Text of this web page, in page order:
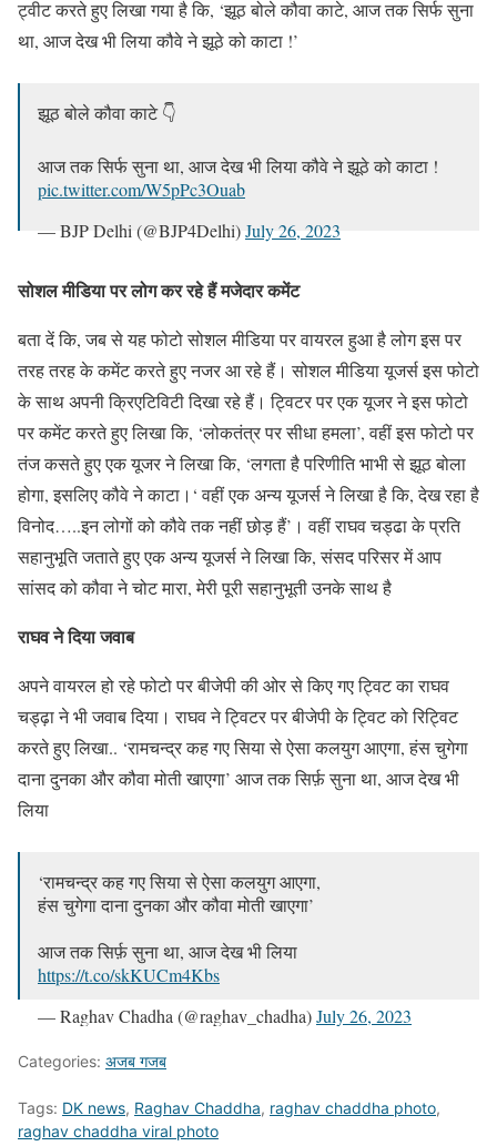
ट्वीट करते हुए लिखा गया है कि, ‘झूठ बोले कौवा काटे, आज तक सिर्फ सुना
था, आज देख भी लिया कौवे ने झूठे को काटा !’
झूठ बोले कौवा काटे 👇
आज तक सिर्फ सुना था, आज देख भी लिया कौवे ने झूठे को काटा !
pic.twitter.com/W5pPc3Ouab
— BJP Delhi (@BJP4Delhi)July 26, 2023
सोशल मीडिया पर लोग कर रहे हैं मजेदार कमेंट
बता दें कि, जब से यह फोटो सोशल मीडिया पर वायरल हुआ है लोग इस पर
तरह तरह के कमेंट करते हुए नजर आ रहे हैं। सोशल मीडिया यूजर्स इस फोटो
के साथ अपनी क्रिएटिविटी दिखा रहे हैं। ट्विटर पर एक यूजर ने इस फोटो
पर कमेंट करते हुए लिखा कि, ‘लोकतंत्र पर सीधा हमला’, वहीं इस फोटो पर
तंज कसते हुए एक यूजर ने लिखा कि, ‘लगता है परिणीति भाभी से झूठ बोला
होगा, इसलिए कौवे ने काटा।‘ वहीं एक अन्य यूजर्स ने लिखा है कि, देख रहा है
विनोद…..इन लोगों को कौवे तक नहीं छोड़ हैं’। वहीं राघव चड्ढा के प्रति
सहानुभूति जताते हुए एक अन्य यूजर्स ने लिखा कि, संसद परिसर में आप
सांसद को कौवा ने चोट मारा, मेरी पूरी सहानुभूती उनके साथ है
राघव ने दिया जवाब
अपने वायरल हो रहे फोटो पर बीजेपी की ओर से किए गए ट्विट का राघव
चड्ढ़ा ने भी जवाब दिया। राघव ने ट्विटर पर बीजेपी के ट्विट को रिट्विट
करते हुए लिखा.. ‘रामचन्द्र कह गए सिया से ऐसा कलयुग आएगा, हंस चुगेगा
दाना दुनका और कौवा मोती खाएगा’ आज तक सिर्फ़ सुना था, आज देख भी
लिया
‘रामचन्द्र कह गए सिया से ऐसा कलयुग आएगा,
हंस चुगेगा दाना दुनका और कौवा मोती खाएगा’
आज तक सिर्फ़ सुना था, आज देख भी लिया
https://t.co/skKUCm4Kbs
— Raghav Chadha (@raghav_chadha)July 26, 2023
Categories: अजब गजब
Tags: DK news, Raghav Chaddha, raghav chaddha photo,
raghav chaddha viral photo